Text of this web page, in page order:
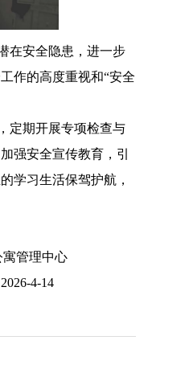
在安全隐患，进一步
作的高度重视和“安全
定期开展专项检查与
强安全宣传教育，引
学习生活保驾护航，
心